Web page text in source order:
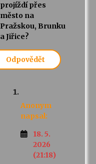
projíždí přes
město na
Pražskou, Brunku
a Jiřice?
Odpovědět
Anonym
napsal:
18. 5.
2026
(21:18)